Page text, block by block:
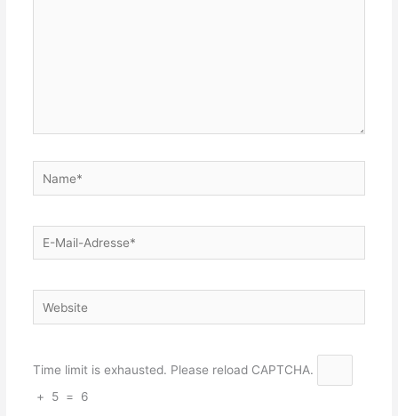
Name*
E-
Mail-
Website
Time limit is exhausted. Please reload CAPTCHA.
+
5 = 6